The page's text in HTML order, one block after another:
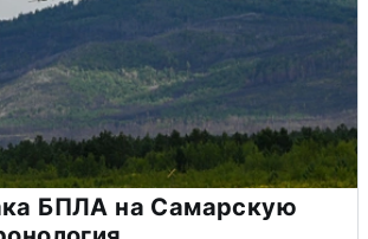
БПЛА на Самарскую